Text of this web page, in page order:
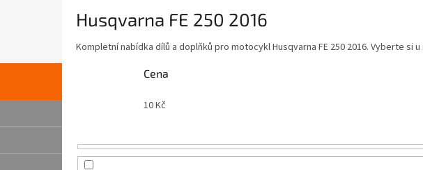
Husqvarna FE 250 2016
Kompletní nabídka dílů a doplňků pro motocykl Husqvarna FE 250 2016. Vyberte si
Cena
10Kč